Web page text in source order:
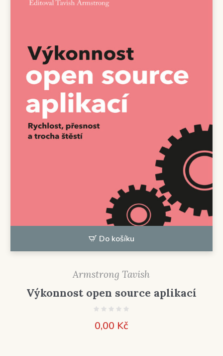
Do košíku
Armstrong Tavish
Výkonnost open source aplikací
0,00 Kč